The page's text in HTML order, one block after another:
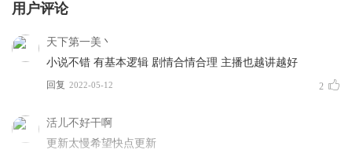
用户评论
天下第一美丶
小说不错 有基本逻辑 剧情合情合理 主播也越讲越好
回复 2022-05-12 2
活儿不好干啊
更新太慢希望快点更新